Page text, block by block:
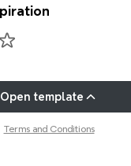
Open template
Terms and Conditions